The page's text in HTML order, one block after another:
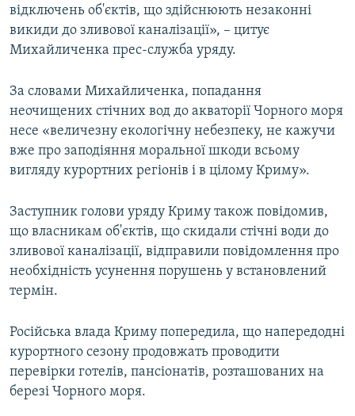
відключень об'єктів, що здійснюють незаконні
викиди до зливової каналізації», – цитує
Михайличенка прес-служба уряду.
За словами Михайличенка, попадання
неочищених стічних вод до акваторії Чорного моря
несе «величезну екологічну небезпеку, не кажучи
вже про заподіяння моральної шкоди всьому
вигляду курортних регіонів і в цілому Криму».
Заступник голови уряду Криму також повідомив,
що власникам об'єктів, що скидали стічні води до
зливової каналізації, відправили повідомлення про
необхідність усунення порушень у встановлений
термін.
Російська влада Криму попередила, що напередодні
курортного сезону продовжать проводити
перевірки готелів, пансіонатів, розташованих на
березі Чорного моря.